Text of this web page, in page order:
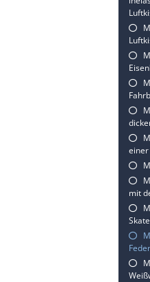
einer
mit